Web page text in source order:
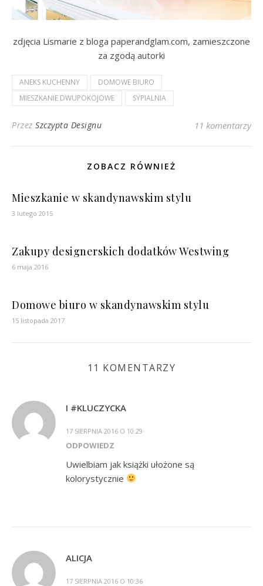
zdjęcia Lismarie z bloga paperandglam.com, zamieszczone
za zgodą autorki
ANEKS KUCHENNY
DOMOWE BIURO
MIESZKANIE DWUPOKOJOWE
SYPIALNIA
Przez Szczypta Designu 11 komentarzy
ZOBACZ RÓWNIEŻ
Mieszkanie w skandynawskim stylu
3 lutego 2015
Zakupy designerskich dodatków Westwing
6 maja 2016
Domowe biuro w skandynawskim stylu
15 listopada 2017
11 KOMENTARZY
I #KLUCZYCKA
17 SIERPNIA 2016 O 10:29
ODPOWIEDZ
Uwielbiam jak książki ułożone są
kolorystycznie
ALICJA
17 SIERPNIA 2016 O 10:36